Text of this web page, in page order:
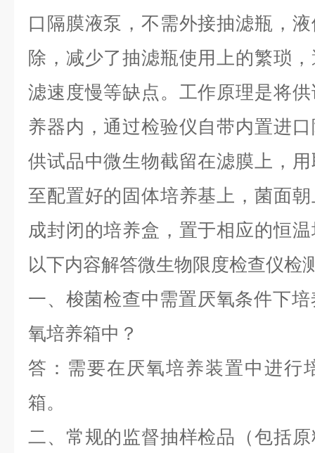
口隔膜液泵，不需外接抽滤瓶，
除，减少了抽滤瓶使用上的繁琐
滤速度慢等缺点。工作原理是将
养器内，通过检验仪自带内置进
供试品中微生物截留在滤膜上，
至配置好的固体培养基上，菌面
成封闭的培养盒，置于相应的恒
以下内容解答微生物限度检查仪检
一、梭菌检查中需置厌氧条件下
氧培养箱中？
答：需要在厌氧培养装置中进行
箱。
二、常规的监督抽样检品（包括